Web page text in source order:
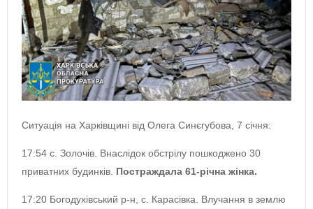
Ситуація на Харківщині від Олега Синєгубова, 7 січня:
17:54 с. Золочів. Внаслідок обстрілу пошкоджено 30
приватних будинків. Постраждала 61-річна жінка.
17:20 Богодухівський р-н, с. Карасівка. Влучання в землю